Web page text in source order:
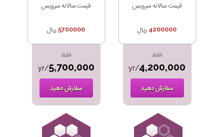
قیمت سالانه سرویس
4200000 ریال
فقط
4,200,000
/yr
سفارش دهید
قیمت سالانه سرویس
5700000 ریال
فقط
5,700,000
/yr
سفارش دهید